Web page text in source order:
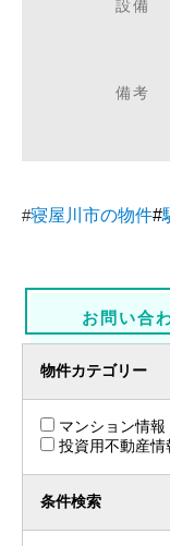
設備
備考
#寝屋川市の物件#
お問い合
物件カテゴリー
マンション情報
投資用不動産情
条件検索